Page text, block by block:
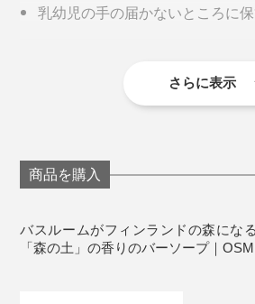
写真提供 Visit Finland
乳幼児の手の届かないところに保
目に入らないようご注意ください
さらに表示
商品を購入
バスルームがフィンランドの森にな
「森の土」の香りのバーソープ｜